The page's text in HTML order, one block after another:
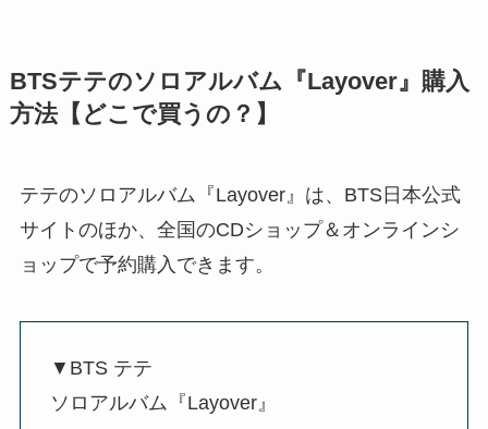
BTSテテのソロアルバム『Layover』購入
方法【どこで買うの？】
テテのソロアルバム『Layover』は、BTS日本公式
サイトのほか、全国のCDショップ＆オンラインシ
ョップで予約購入できます。
▼BTS テテ
ソロアルバム『Layover』